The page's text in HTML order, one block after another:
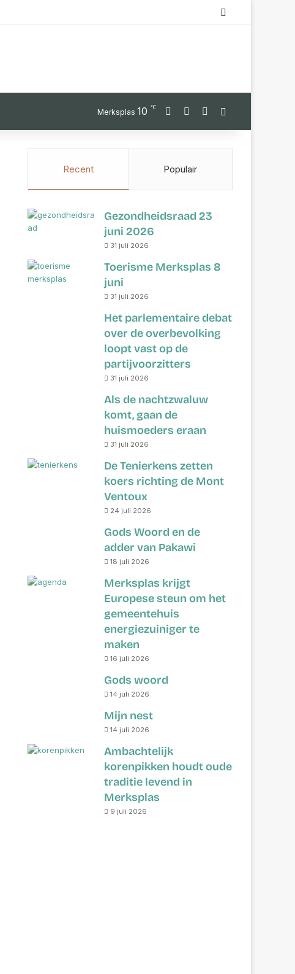
Merksplas 10 ℃ FacebookYouTubeInstagram
Recent Populair
Gezondheidsraad 23
juni 2026
31 juli 2026
Toerisme Merksplas 8
juni
31 juli 2026
Het parlementaire debat
over de overbevolking
loopt vast op de
partijvoorzitters
31 juli 2026
Als de nachtzwaluw
komt, gaan de
huismoeders eraan
31 juli 2026
De Tenierkens zetten
koers richting de Mont
Ventoux
24 juli 2026
Gods Woord en de
adder van Pakawi
18 juli 2026
Merksplas krijgt
Europese steun om het
gemeentehuis
energiezuiniger te
maken
16 juli 2026
Gods woord
14 juli 2026
Mijn nest
14 juli 2026
Ambachtelijk
korenpikken houdt oude
traditie levend in
Merksplas
9 juli 2026